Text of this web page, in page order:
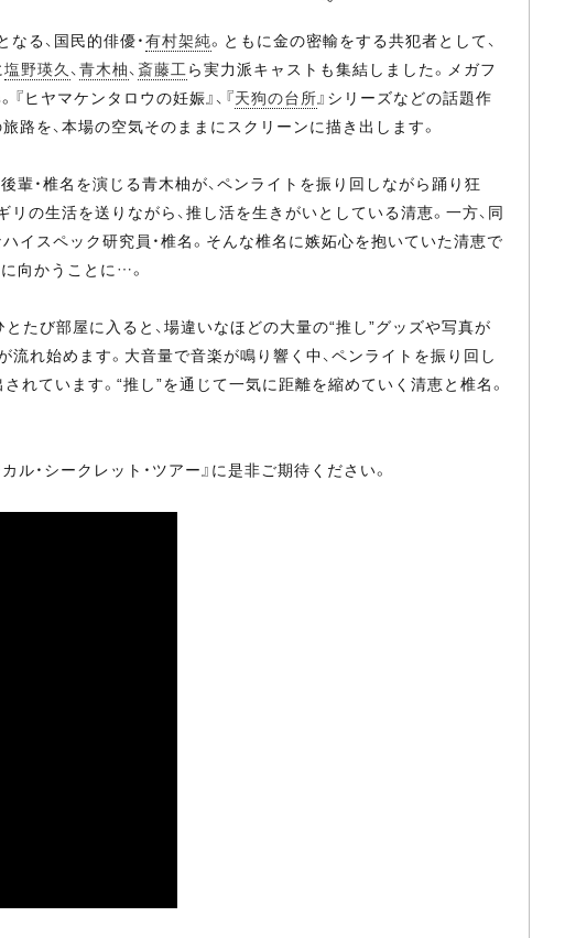
る、国民的俳優・有村架純。ともに金の密輸をする共犯者として、
塩野瑛久 、青木柚、 斎藤工ら実力派キャストも集結しました。メガフ
ヒヤマケンタロウの妊娠』、『天狗の台所』シリーズなどの話題作
を、本場の空気そのままにスクリーンに描き出します。
輩・椎名を演じる青木柚が、ペンライトを振り回しながら踊り狂
の生活を送りながら、推し活を生きがいとしている清恵。一方、同
イスペック研究員・椎名。そんな椎名に嫉妬心を抱いていた清恵で
向かうことに…。
たび部屋に入ると、場違いなほどの大量の“推し”グッズや写真が
れ始めます。大音量で音楽が鳴り響く中、ペンライトを振り回し
れています。“推し”を通じて一気に距離を縮めていく清恵と椎名。
・シークレット・ツアー』に是非ご期待ください。